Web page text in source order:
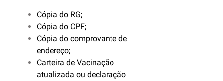
Cópia do RG;
Cópia do CPF;
Cópia do comprovante de
endereço;
Carteira de Vacinação
atualizada ou declaração